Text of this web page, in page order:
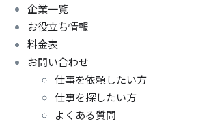
企業一覧
お役立ち情報
料金表
お問い合わせ
仕事を依頼したい方
仕事を探したい方
よくある質問